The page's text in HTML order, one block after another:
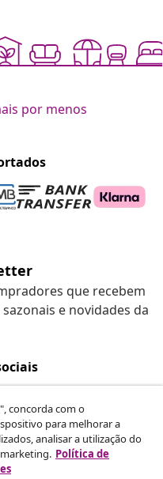
por menos
que recebem
e novidades da
sua encomenda.
concorda com o
para melhorar a
analisar a utilização do
Política de